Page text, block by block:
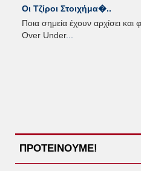
Οι Τζίροι Στοιχήμα�..
Ποια σημεία έχουν αρχίσει
Over Under...
ΠΡΟΤΕΙΝΟΥΜΕ!